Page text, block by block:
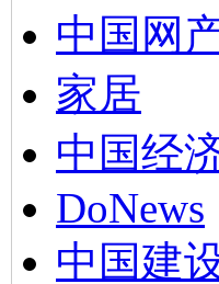
中国网
家居
中国经
DoNews
中国建